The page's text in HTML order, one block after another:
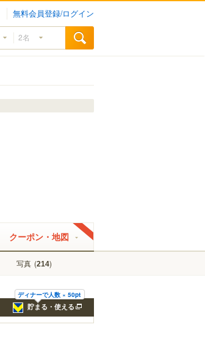
無料会員登録/ログイン
写真 (214)
クーポン・地図
ディナーで人数 × 50pt
貯まる・使える